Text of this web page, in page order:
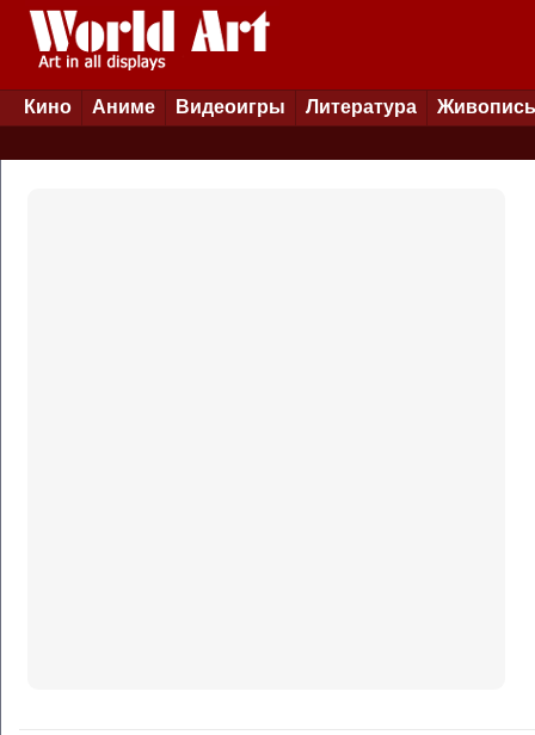
Кино Аниме Видеоигры Литература Живопись